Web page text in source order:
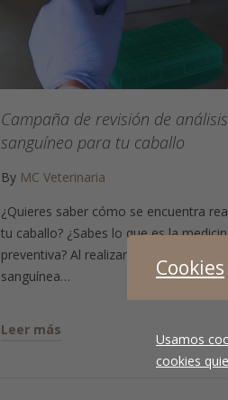
Campaña de revisión de análisis
sanguíneo para tu caballo
By MC Veterinaria
¿Quieres saber cómo se encuentra
tu caballo? ¿Sabes lo que es la
preventiva? Al realizar una analítica
sanguínea…
Leer más
Cookies
Usamos
cookies